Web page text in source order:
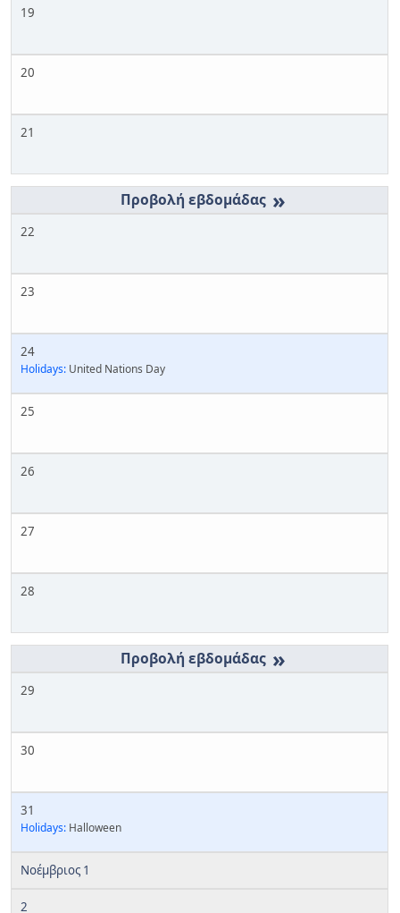
19
20
21
»
22
23
24
Holidays: United Nations Day
25
26
27
28
»
29
30
31
Holidays: Halloween
Νοέμβριος 1
2